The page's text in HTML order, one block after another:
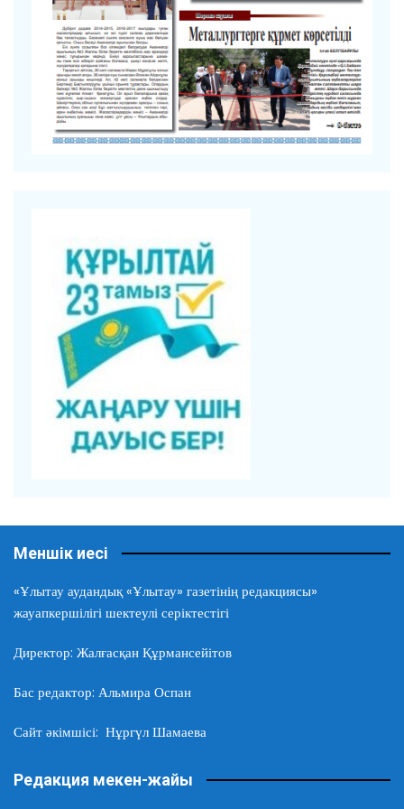
Меншік иесі
«Ұлытау аудандық «Ұлытау» газетінің редакциясы»
жауапкершілігі шектеулі серіктестігі
Директор: Жалғасқан Құрмансейітов
Бас редактор: Альмира Оспан
Сайт әкімшісі: Нұргүл Шамаева
Редакция мекен-жайы